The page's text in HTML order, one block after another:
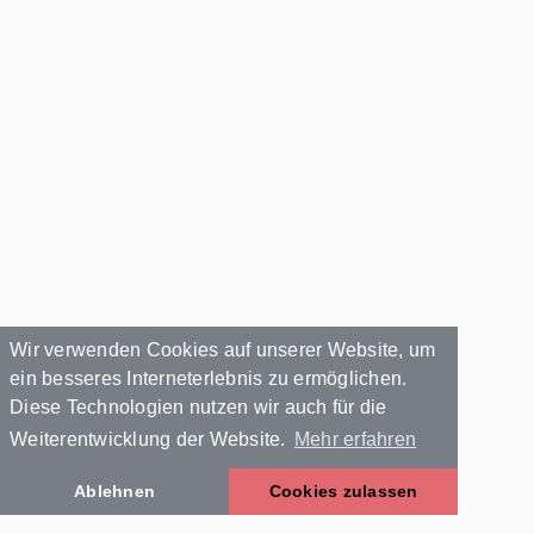
Wir verwenden Cookies auf unserer Website, um
ein besseres Interneterlebnis zu ermöglichen.
Diese Technologien nutzen wir auch für die
Weiterentwicklung der Website.
Mehr erfahren
Ablehnen Cookies zulassen